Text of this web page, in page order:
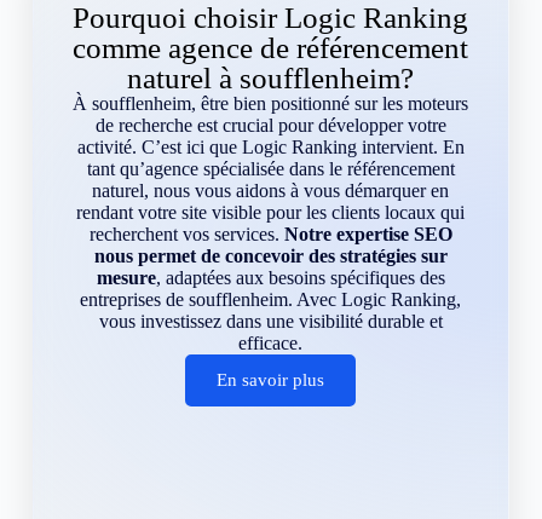
Pourquoi choisir Logic Ranking
comme agence de référencement
naturel à soufflenheim?
À soufflenheim, être bien positionné sur les moteurs
de recherche est crucial pour développer votre
activité. C’est ici que Logic Ranking intervient. En
tant qu’agence spécialisée dans le référencement
naturel, nous vous aidons à vous démarquer en
rendant votre site visible pour les clients locaux qui
recherchent vos services. Notre expertise SEO
nous permet de concevoir des stratégies sur
mesure, adaptées aux besoins spécifiques des
entreprises de soufflenheim. Avec Logic Ranking,
vous investissez dans une visibilité durable et
efficace.
En savoir plus